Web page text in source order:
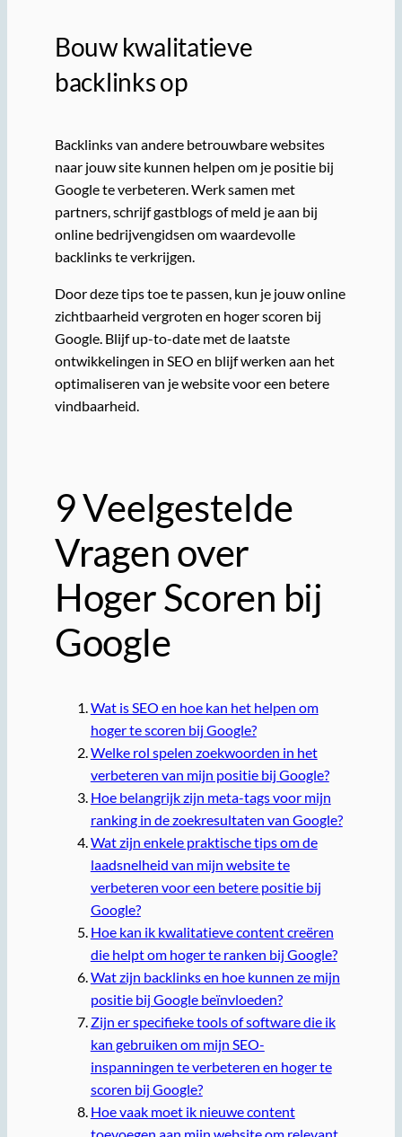
Bouw kwalitatieve
backlinks op
Backlinks van andere betrouwbare websites
naar jouw site kunnen helpen om je positie bij
Google te verbeteren. Werk samen met
partners, schrijf gastblogs of meld je aan bij
online bedrijvengidsen om waardevolle
backlinks te verkrijgen.
Door deze tips toe te passen, kun je jouw online
zichtbaarheid vergroten en hoger scoren bij
Google. Blijf up-to-date met de laatste
ontwikkelingen in SEO en blijf werken aan het
optimaliseren van je website voor een betere
vindbaarheid.
9 Veelgestelde
Vragen over
Hoger Scoren bij
Google
Wat is SEO en hoe kan het helpen om
hoger te scoren bij Google?
Welke rol spelen zoekwoorden in het
verbeteren van mijn positie bij Google?
Hoe belangrijk zijn meta-tags voor mijn
ranking in de zoekresultaten van Google?
Wat zijn enkele praktische tips om de
laadsnelheid van mijn website te
verbeteren voor een betere positie bij
Google?
Hoe kan ik kwalitatieve content creëren
die helpt om hoger te ranken bij Google?
Wat zijn backlinks en hoe kunnen ze mijn
positie bij Google beïnvloeden?
Zijn er specifieke tools of software die ik
kan gebruiken om mijn SEO-
inspanningen te verbeteren en hoger te
scoren bij Google?
Hoe vaak moet ik nieuwe content